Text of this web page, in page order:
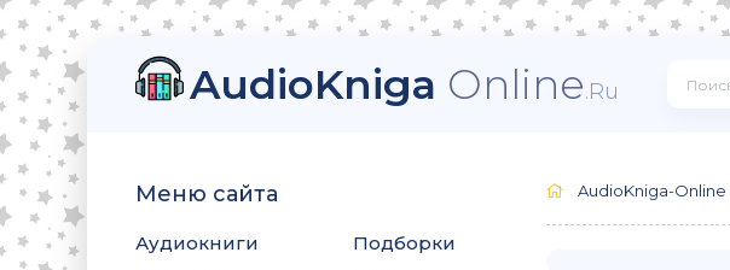
AudioKniga Online.Ru
Меню сайта
Аудиокниги Подборки
AudioKniga-Online